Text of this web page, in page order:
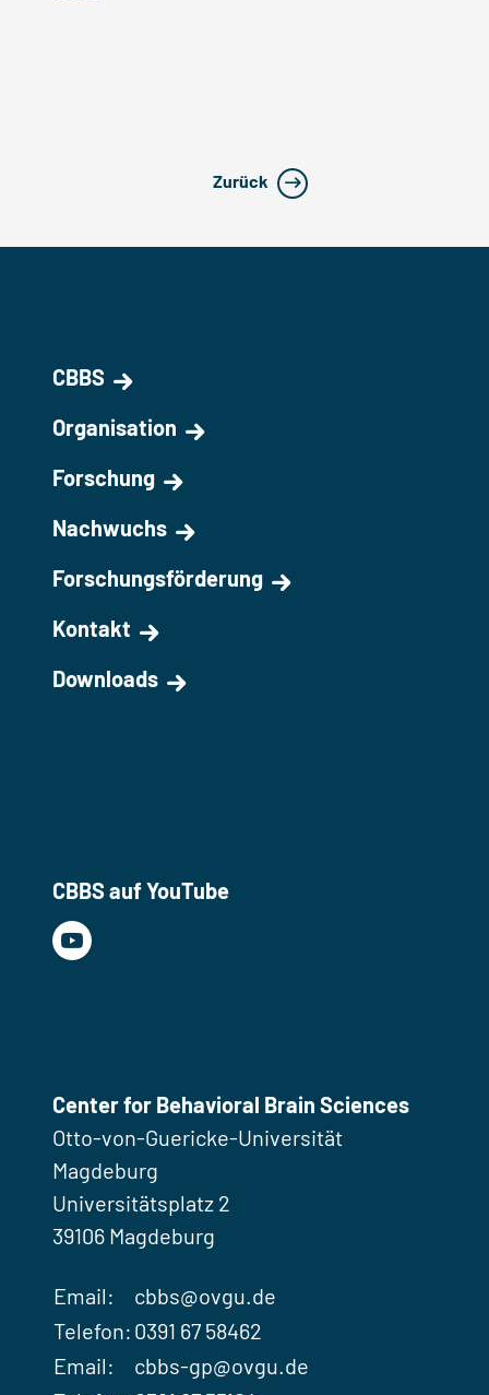
Zurück
CBBS
Organisation
Forschung
Nachwuchs
Forschungsförderung
Kontakt
Downloads
CBBS auf YouTube
Center for Behavioral Brain Sciences
Otto-von-Guericke-Universität
Magdeburg
Universitätsplatz 2
39106 Magdeburg
Email:
cbbs@ovgu.de
Telefon: 0391 67 58462
Email:
cbbs-gp@ovgu.de